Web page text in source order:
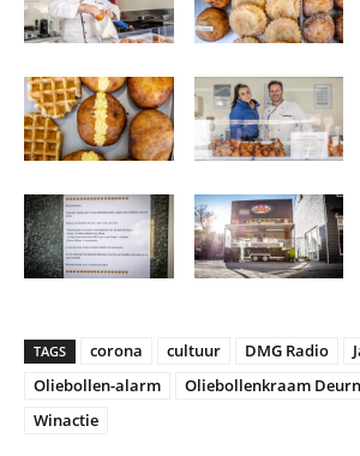
TAGS corona cultuur DMG Radio
Oliebollen-alarm
Oliebollenkraam
Winactie